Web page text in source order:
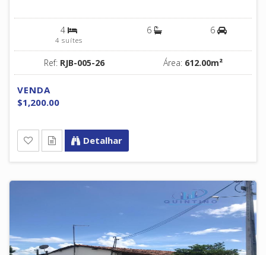
4
4 suítes
6 6
Ref: RJB-005-26 Área: 612.00m²
VENDA
$1,200.00
Detalhar